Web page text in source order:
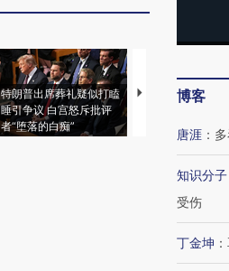
特朗普出席葬礼疑似打瞌
睡引争议 白宫怒斥批评
者“堕落的白痴”
视线｜全球最热百
博客
唐涯 ：
知识分子
受伤
丁金坤 ：